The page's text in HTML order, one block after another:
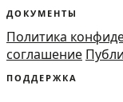
ДОКУМЕНТЫ
Политика
соглашение
ПОДДЕРЖКА